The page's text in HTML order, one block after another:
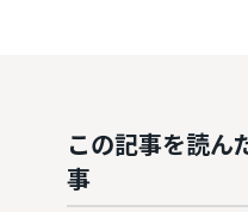
この記事を読ん
事